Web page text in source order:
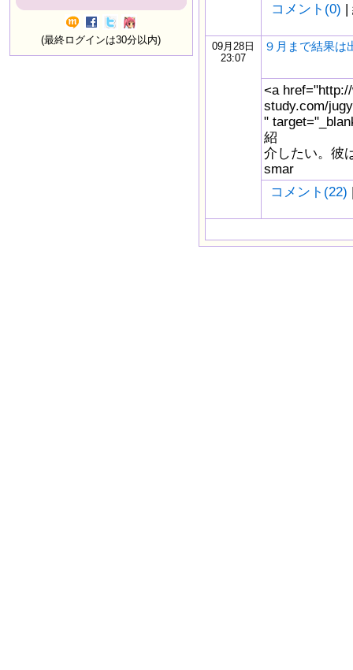
(最終ログインは30分以内)
コメント(0) |
09月28日
23:07
９月まで結果は
<a
study.com/
"
紹
介したい。彼
smar
コメント(22)